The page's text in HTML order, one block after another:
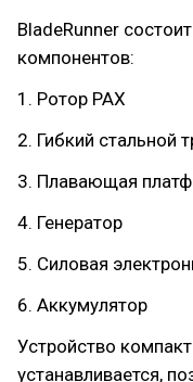
BladeRunner
компонентов:
1. Ротор PAX
2. Гибкий стальной
3. Плавающая
4. Генератор
5. Силовая
6. Аккумулятор
Устройство
устанавливается,